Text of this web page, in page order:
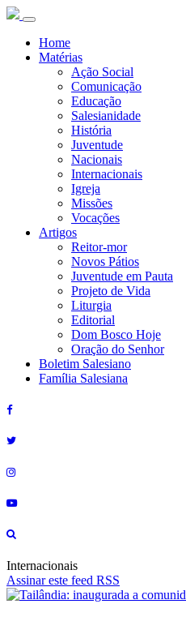
Home
Matérias
Ação Social
Comunicação
Educação
Salesianidade
História
Juventude
Nacionais
Internacionais
Igreja
Missões
Vocações
Artigos
Reitor-mor
Novos Pátios
Juventude em Pauta
Projeto de Vida
Liturgia
Editorial
Dom Bosco Hoje
Oração do Senhor
Boletim Salesiano
Família Salesiana
Internacionais
Assinar este feed RSS